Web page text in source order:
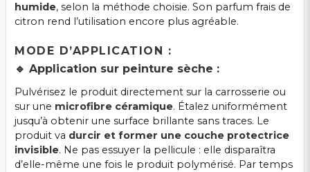
humide, selon la méthode choisie. Son parfum frais de
citron rend l’utilisation encore plus agréable.
MODE D’APPLICATION :
🔹 Application sur peinture sèche :
Pulvérisez le produit directement sur la carrosserie ou
sur une microfibre céramique. Étalez uniformément
jusqu’à obtenir une surface brillante sans traces. Le
produit va durcir et former une couche protectrice
invisible. Ne pas essuyer la pellicule : elle disparaîtra
d’elle-même une fois le produit polymérisé. Par temps